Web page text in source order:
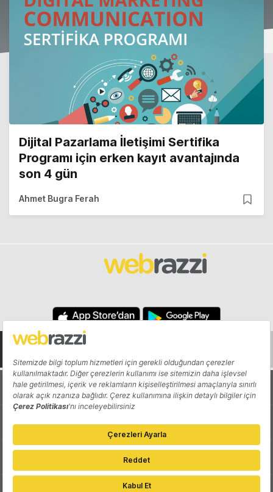
Dijital Pazarlama İletişimi Sertifika
Programı için erken kayıt avantajında
son 4 gün
Ahmet Bugra Ferah
Hakkında Yazarlar
Katkıda Bulun Reklam